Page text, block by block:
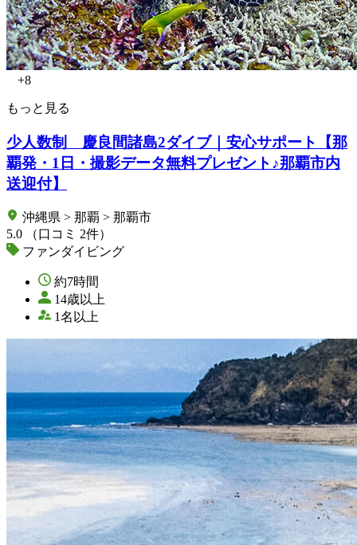
+8
もっと見る
少人数制 慶良間諸島2ダイブ｜安心サポート【那
覇発・1日・撮影データ無料プレゼント♪那覇市内
送迎付】
沖縄県 > 那覇 > 那覇市
5.0
（口コミ 2件）
ファンダイビング
約7時間
14歳以上
1名以上